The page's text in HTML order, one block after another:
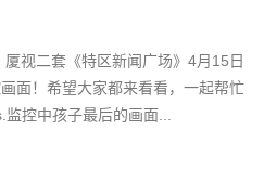
视二套《特区新闻广场》4月15日
面！希望大家都来看看，一起帮忙
控中孩子最后的画面...